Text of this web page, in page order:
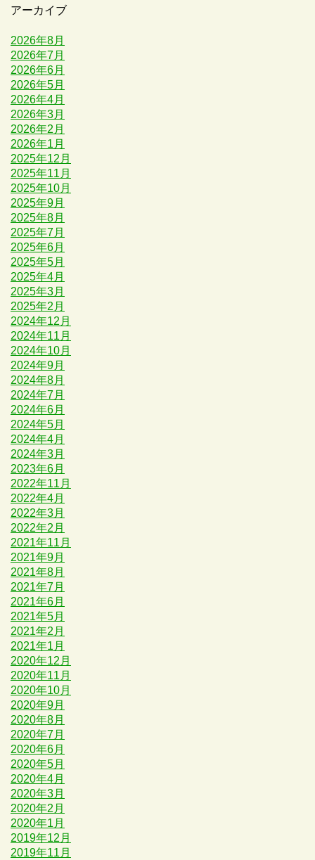
アーカイブ
2026年8月
2026年7月
2026年6月
2026年5月
2026年4月
2026年3月
2026年2月
2026年1月
2025年12月
2025年11月
2025年10月
2025年9月
2025年8月
2025年7月
2025年6月
2025年5月
2025年4月
2025年3月
2025年2月
2024年12月
2024年11月
2024年10月
2024年9月
2024年8月
2024年7月
2024年6月
2024年5月
2024年4月
2024年3月
2023年6月
2022年11月
2022年4月
2022年3月
2022年2月
2021年11月
2021年9月
2021年8月
2021年7月
2021年6月
2021年5月
2021年2月
2021年1月
2020年12月
2020年11月
2020年10月
2020年9月
2020年8月
2020年7月
2020年6月
2020年5月
2020年4月
2020年3月
2020年2月
2020年1月
2019年12月
2019年11月